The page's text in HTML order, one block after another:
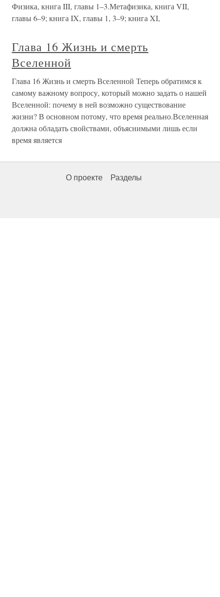
Физика, книга III, главы 1–3.Метафизика, книга VII,
главы 6–9; книга IX, главы 1, 3–9; книга XI,
Глава 16 Жизнь и смерть
Вселенной
Глава 16 Жизнь и смерть Вселенной Теперь обратимся к
самому важному вопросу, который можно задать о нашей
Вселенной: почему в ней возможно существование
жизни? В основном потому, что время реально.Вселенная
должна обладать свойствами, объяснимыми лишь если
время является
О проекте Разделы